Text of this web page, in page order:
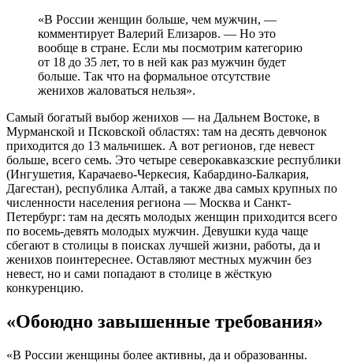
«В России женщин больше, чем мужчин, —
комментирует Валерий Елизаров. — Но это
вообще в стране. Если мы посмотрим категорию
от 18 до 35 лет, то в ней как раз мужчин будет
больше. Так что на формальное отсутствие
женихов жаловаться нельзя».
Самый богатый выбор женихов — на Дальнем Востоке, в
Мурманской и Псковской областях: там на десять девчонок
приходится до 13 мальчишек. А вот регионов, где невест
больше, всего семь. Это четыре северокавказские республики
(Ингушетия, Карачаево-Черкесия, Кабардино-Балкария,
Дагестан), республика Алтай, а также два самых крупных по
численности населения региона — Москва и Санкт-
Петербург: там на десять молодых женщин приходится всего
по восемь-девять молодых мужчин. Девушки куда чаще
сбегают в столицы в поисках лучшей жизни, работы, да и
женихов поинтереснее. Оставляют местных мужчин без
невест, но и сами попадают в столице в жёсткую
конкуренцию.
«Обоюдно завышенные требования»
«В России женщины более активны, да и образованны.